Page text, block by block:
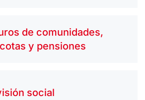
de comunidades,
y pensiones
social